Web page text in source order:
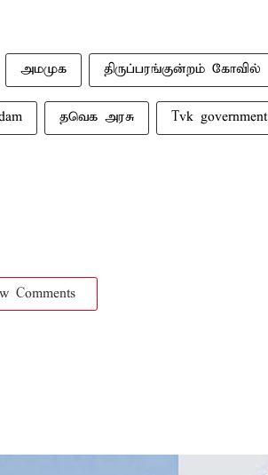
அமமுக திருப்பரங்குன்றம் கோவில்
தவெக அரசு Tvk government
Comments